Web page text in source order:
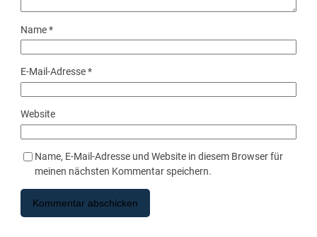
Name*
E-Mail-Adresse*
Website
Name, E-Mail-Adresse und Website in diesem Browser für
meinen nächsten Kommentar speichern.